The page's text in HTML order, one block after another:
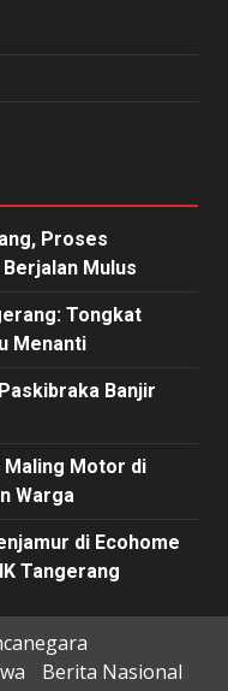
Proses
Mulus
Tongkat
Menanti
Banjir
Maling Motor di
Warga
di Ecohome
Tangerang
Berita Nasional